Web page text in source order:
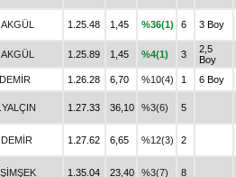
1.25.48 1,45 %36(1) 6 3 Boy
1.25.89 1,45 %4(1) 3
2,5
Boy
1.26.28 6,70 %10(4) 1 6 Boy
1.27.33 36,10 %3(6) 5
1.27.62 6,65 %12(3) 2
1.35.04 23,40 %3(7) 8